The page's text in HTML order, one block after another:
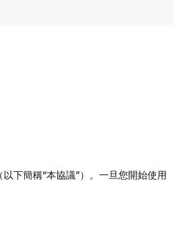
下簡稱“本協議”）。一旦您開始使用